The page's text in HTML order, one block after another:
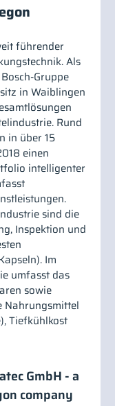
führender
Als
Gruppe
in Waiblingen
Rund
in über 15
einen
intelligenter
sind die
Inspektion und
Im
umfasst das
sowie
Nahrungsmittel
Tiefkühlkost
GmbH - a
company